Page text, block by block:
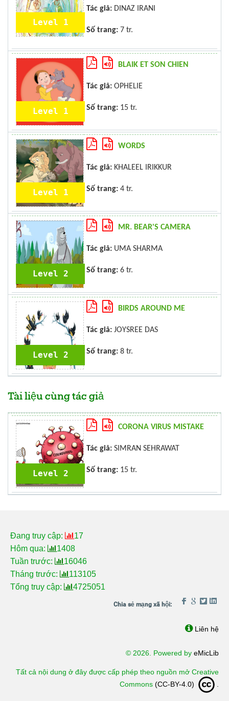
Level 1
Tác giả: DINAZ IRANI
Số trang: 7 tr.
Level 1
BLAIK ET SON CHIEN
Tác giả: OPHELIE
Số trang: 15 tr.
Level 1
WORDS
Tác giả: KHALEEL IRIKKUR
Số trang: 4 tr.
Level 2
MR. BEAR'S CAMERA
Tác giả: UMA SHARMA
Số trang: 6 tr.
Level 2
BIRDS AROUND ME
Tác giả: JOYSREE DAS
Số trang: 8 tr.
Tài liệu cùng tác giả
Level 2
CORONA VIRUS MISTAKE
Tác giả: SIMRAN SEHRAWAT
Số trang: 15 tr.
Đang truy cập:
17
Hôm qua:
1408
Tuần trước:
16046
Tháng trước:
113105
Tổng truy cập:
4725051
Liên hệ
© 2026. Powered by eMicLib
Tất cả nội dung ở đây được cấp phép theo nguồn mở Creative
Commons (CC-BY-4.0)